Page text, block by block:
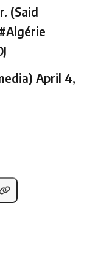
(Said
#Algérie
April 4,